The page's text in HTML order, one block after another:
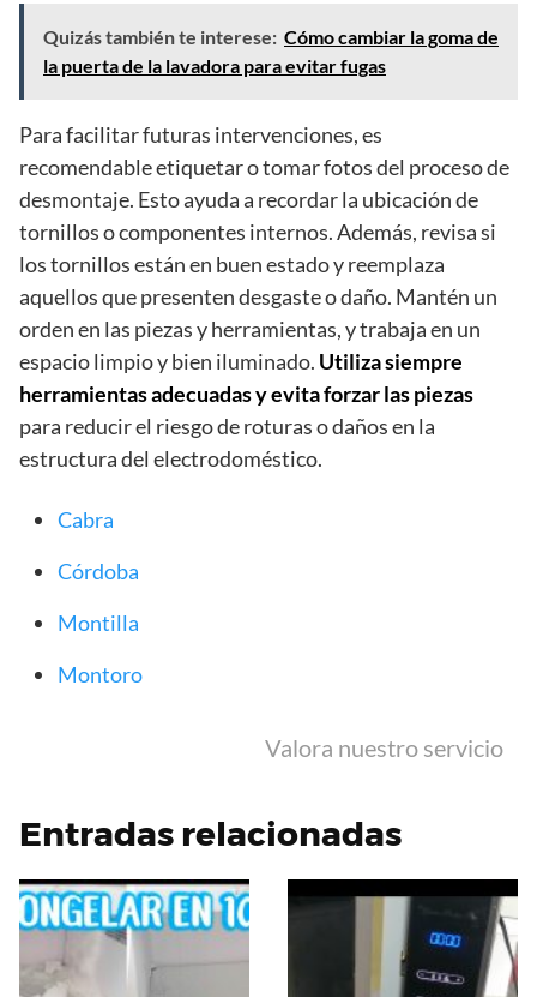
Quizás también te interese: Cómo cambiar la goma de
la puerta de la lavadora para evitar fugas
Para facilitar futuras intervenciones, es
recomendable etiquetar o tomar fotos del proceso de
desmontaje. Esto ayuda a recordar la ubicación de
tornillos o componentes internos. Además, revisa si
los tornillos están en buen estado y reemplaza
aquellos que presenten desgaste o daño. Mantén un
orden en las piezas y herramientas, y trabaja en un
espacio limpio y bien iluminado. Utiliza siempre
herramientas adecuadas y evita forzar las piezas
para reducir el riesgo de roturas o daños en la
estructura del electrodoméstico.
Cabra
Córdoba
Montilla
Montoro
Valora nuestro servicio
Entradas relacionadas